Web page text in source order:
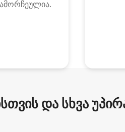
და სხვა